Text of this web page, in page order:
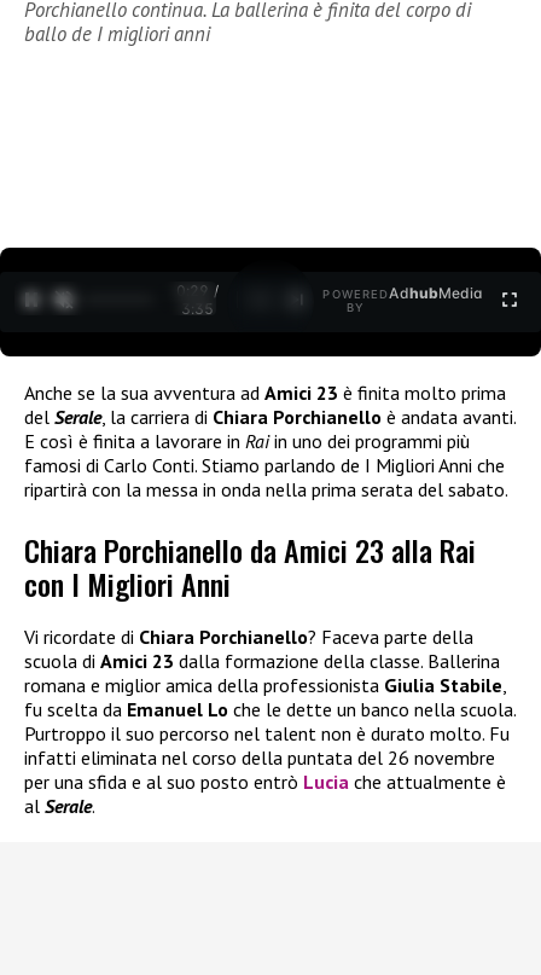
Porchianello continua. La ballerina è finita del corpo di
ballo de I migliori anni
0:30 /
3:35
POWERED
BY
AdhubMedia
Anche se la sua avventura ad Amici 23 è finita molto prima
del Serale, la carriera di Chiara Porchianello è andata avanti.
E così è finita a lavorare in Raiin uno dei programmi più
famosi di Carlo Conti. Stiamo parlando de I Migliori Anni che
ripartirà con la messa in onda nella prima serata del sabato.
Chiara Porchianello da Amici 23 alla Rai
con I Migliori Anni
Vi ricordate di Chiara Porchianello? Faceva parte della
scuola di Amici 23 dalla formazione della classe. Ballerina
romana e miglior amica della professionista Giulia Stabile,
fu scelta da Emanuel Lo che le dette un banco nella scuola.
Purtroppo il suo percorso nel talent non è durato molto. Fu
infatti eliminata nel corso della puntata del 26 novembre
per una sfida e al suo posto entrò Lucia che attualmente è
al Serale.